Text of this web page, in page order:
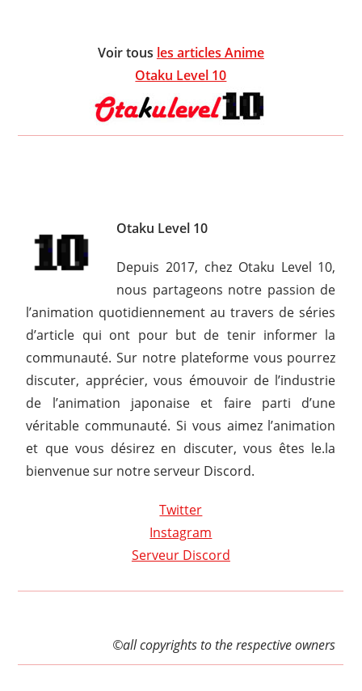
Voir tous les articles Anime
Otaku Level 10
Otaku Level 10
Depuis 2017, chez Otaku Level 10,
nous partageons notre passion de
l’animation quotidiennement au travers de séries
d’article qui ont pour but de tenir informer la
communauté. Sur notre plateforme vous pourrez
discuter, apprécier, vous émouvoir de l’industrie
de l’animation japonaise et faire parti d’une
véritable communauté. Si vous aimez l’animation
et que vous désirez en discuter, vous êtes le.la
bienvenue sur notre serveur Discord.
Twitter
Instagram
Serveur Discord
©all copyrights to the respective owners